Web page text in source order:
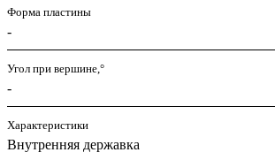
Форма пластины
-
Угол при вершине,°
-
Характеристики
Внутренняя державка